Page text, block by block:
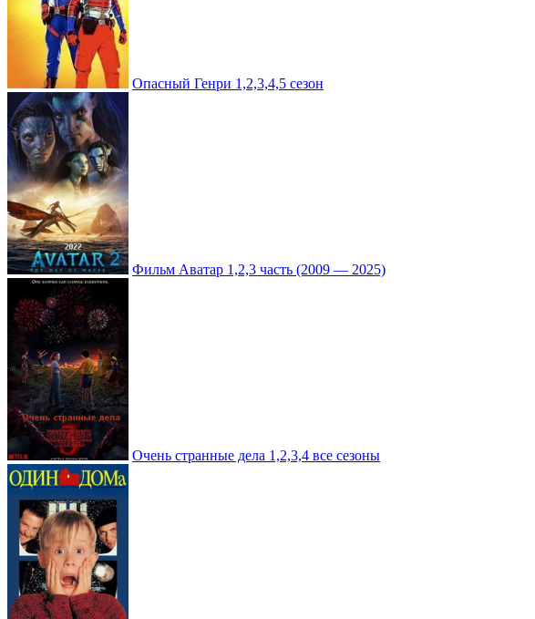
Опасный Генри 1,2,3,4,5 сезон
Фильм Аватар 1,2,3 часть (2009 — 2025)
Очень странные дела 1,2,3,4 все сезоны